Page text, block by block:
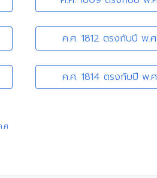
ค.ศ. 1812 ตรงกับปี พ.
ค.ศ. 1814 ตรงกับปี พ.
ศ